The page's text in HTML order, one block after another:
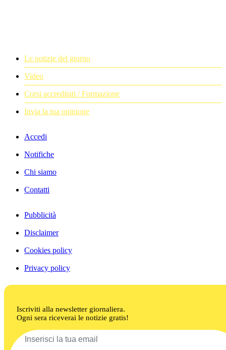
Le notizie del giorno
Video
Corsi accreditati / Formazione
Invia la tua opinione
Accedi
Notifiche
Chi siamo
Contatti
Pubblicità
Disclaimer
Cookies policy
Privacy policy
Iscriviti alla newsletter giornaliera.
Ogni sera riceverai le notizie gratis!